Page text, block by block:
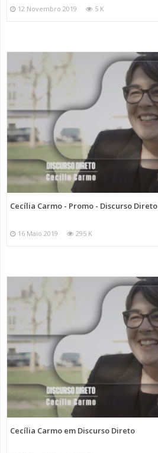
12 Novembro 2019 5 K
Cecília Carmo - Promo - Discurso Direto
16 Maio 2019 295 K
Cecília Carmo em Discurso Direto